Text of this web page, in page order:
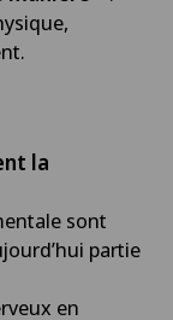
la
sont
partie
en